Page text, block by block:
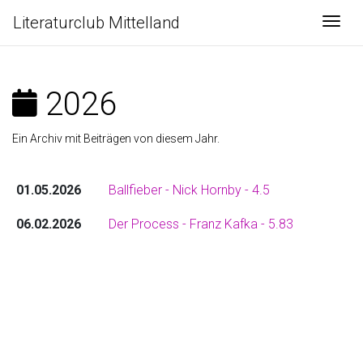
Literaturclub Mittelland
2026
Ein Archiv mit Beiträgen von diesem Jahr.
01.05.2026 Ballfieber - Nick Hornby - 4.5
06.02.2026 Der Process - Franz Kafka - 5.83